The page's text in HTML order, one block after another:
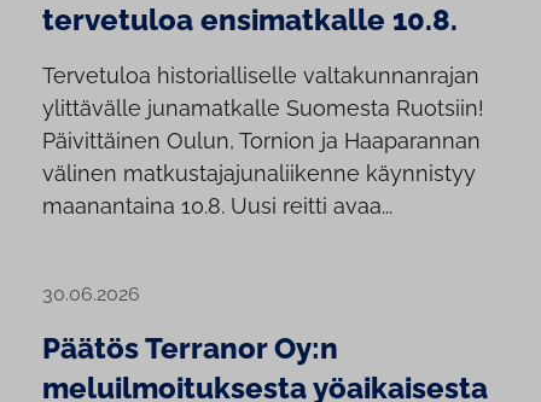
tervetuloa ensimatkalle 10.8.
Tervetuloa historialliselle valtakunnanrajan
ylittävälle junamatkalle Suomesta Ruotsiin!
Päivittäinen Oulun, Tornion ja Haaparannan
välinen matkustajajunaliikenne käynnistyy
maanantaina 10.8. Uusi reitti avaa...
30.06.2026
Päätös Terranor Oy:n
meluilmoituksesta yöaikaisesta